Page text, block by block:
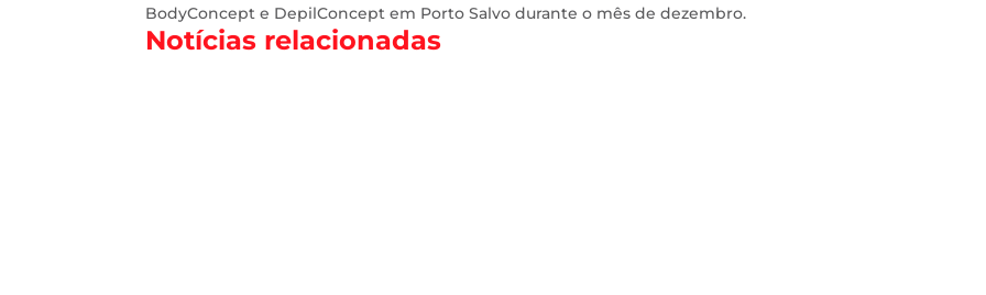
BodyConcept e DepilConcept em Porto Salvo durante o mês de dezembro.
Notícias relacionadas